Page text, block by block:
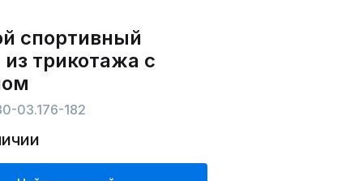
спортивный
трикотажа с
03.176-182